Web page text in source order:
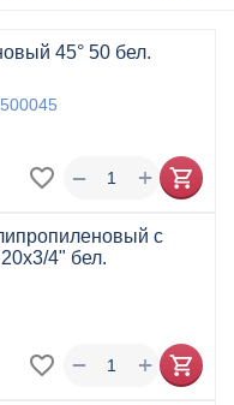
45° 50 бел.
+
−
с
4" бел.
+
−